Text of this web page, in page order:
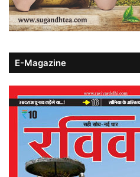
E-Magazine